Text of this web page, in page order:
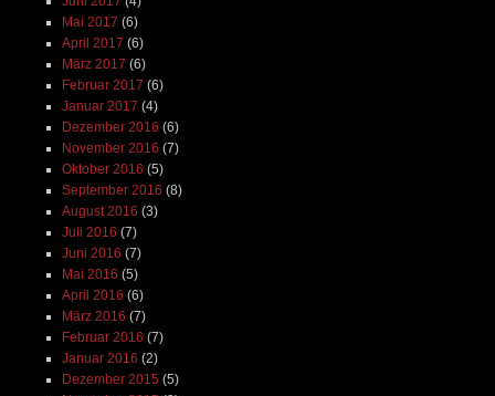
Mai 2017 (6)
April 2017 (6)
März 2017 (6)
Februar 2017 (6)
Januar 2017 (4)
Dezember 2016 (6)
November 2016 (7)
Oktober 2016 (5)
September 2016 (8)
August 2016 (3)
Juli 2016 (7)
Juni 2016 (7)
Mai 2016 (5)
April 2016 (6)
März 2016 (7)
Februar 2016 (7)
Januar 2016 (2)
Dezember 2015 (5)